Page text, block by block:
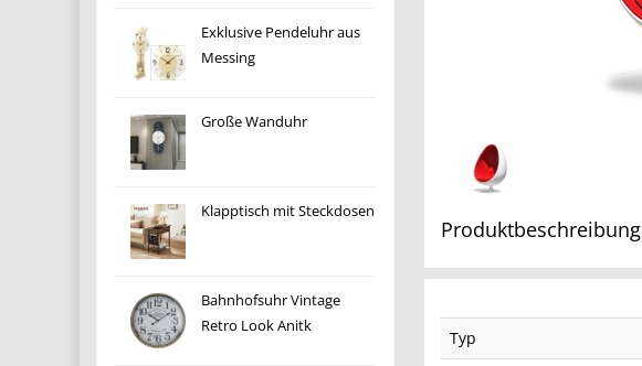
Exklusive Pendeluhr aus
Messing
Große Wanduhr
Klapptisch mit Steckdosen
Bahnhofsuhr Vintage
Retro Look Anitk
Produktbeschreibung
Typ